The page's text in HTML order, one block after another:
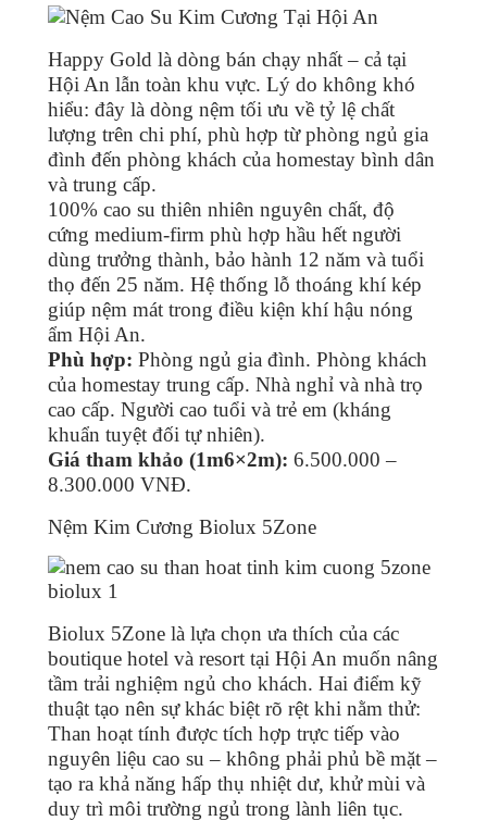
Happy Gold là dòng bán chạy nhất – cả tại
Hội An lẫn toàn khu vực. Lý do không khó
hiểu: đây là dòng nệm tối ưu về tỷ lệ chất
lượng trên chi phí, phù hợp từ phòng ngủ gia
đình đến phòng khách của homestay bình dân
và trung cấp.
100% cao su thiên nhiên nguyên chất, độ
cứng medium-firm phù hợp hầu hết người
dùng trưởng thành, bảo hành 12 năm và tuổi
thọ đến 25 năm. Hệ thống lỗ thoáng khí kép
giúp nệm mát trong điều kiện khí hậu nóng
ẩm Hội An.
Phù hợp: Phòng ngủ gia đình. Phòng khách
của homestay trung cấp. Nhà nghỉ và nhà trọ
cao cấp. Người cao tuổi và trẻ em (kháng
khuẩn tuyệt đối tự nhiên).
Giá tham khảo (1m6×2m): 6.500.000 –
8.300.000 VNĐ.
Nệm Kim Cương Biolux 5Zone
Biolux 5Zone là lựa chọn ưa thích của các
boutique hotel và resort tại Hội An muốn nâng
tầm trải nghiệm ngủ cho khách. Hai điểm kỹ
thuật tạo nên sự khác biệt rõ rệt khi nằm thử:
Than hoạt tính được tích hợp trực tiếp vào
nguyên liệu cao su – không phải phủ bề mặt –
tạo ra khả năng hấp thụ nhiệt dư, khử mùi và
duy trì môi trường ngủ trong lành liên tục.